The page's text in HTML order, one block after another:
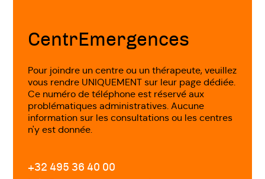
CentrEmergences
Pour joindre un centre ou un thérapeute, veuillez
vous rendre UNIQUEMENT sur leur page dédiée.
Ce numéro de téléphone est réservé aux
problématiques administratives. Aucune
information sur les consultations ou les centres
n'y est donnée.
+32 495 36 40 00